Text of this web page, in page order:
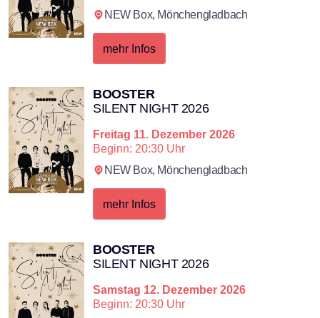
NEW Box, Mönchengladbach
mehr Infos
BOOSTER
SILENT NIGHT 2026
Freitag 11. Dezember 2026
Beginn: 20:30 Uhr
NEW Box, Mönchengladbach
mehr Infos
BOOSTER
SILENT NIGHT 2026
Samstag 12. Dezember 2026
Beginn: 20:30 Uhr